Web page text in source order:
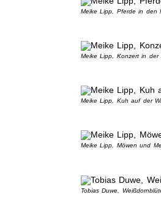
Meike Lipp, Pferde in den
Meike Lipp, Konzert in der
Meike Lipp, Kuh auf der
Meike Lipp, Möwen und
Tobias Duwe,